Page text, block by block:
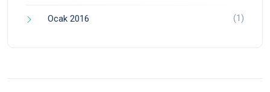
Ocak 2016 (1)